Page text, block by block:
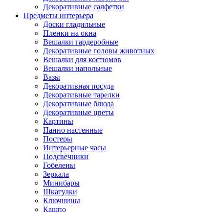
Декоративные салфетки
Предметы интерьера
Доски гладильные
Пленки на окна
Вешалки гардеробные
Декоративные головы животных
Вешалки для костюмов
Вешалки напольные
Вазы
Декоративная посуда
Декоративные тарелки
Декоративные блюда
Декоративные цветы
Картины
Панно настенные
Постеры
Интерьерные часы
Подсвечники
Гобелены
Зеркала
Минибары
Шкатулки
Ключницы
Кашпо